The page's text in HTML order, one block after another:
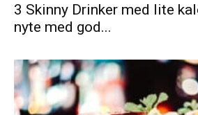
3 Skinny Drinker med lite
nyte med god...